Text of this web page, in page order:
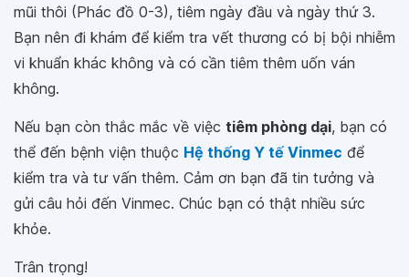
mũi thôi (Phác đồ 0-3), tiêm ngày đầu và ngày thứ 3.
Bạn nên đi khám để kiểm tra vết thương có bị bội nhiễm
vi khuẩn khác không và có cần tiêm thêm uốn ván
không.
Nếu bạn còn thắc mắc về việc tiêm phòng dại, bạn có
thể đến bệnh viện thuộc Hệ thống Y tế Vinmec để
kiểm tra và tư vấn thêm. Cảm ơn bạn đã tin tưởng và
gửi câu hỏi đến Vinmec. Chúc bạn có thật nhiều sức
khỏe.
Trân trọng!